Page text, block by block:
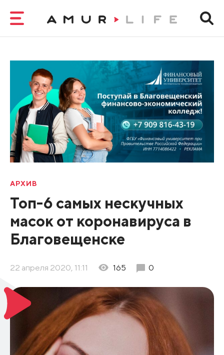
АРХИВ
Топ-6 самых нескучных
масок от коронавируса в
Благовещенске
22 апреля 2020, 11:11 165 0